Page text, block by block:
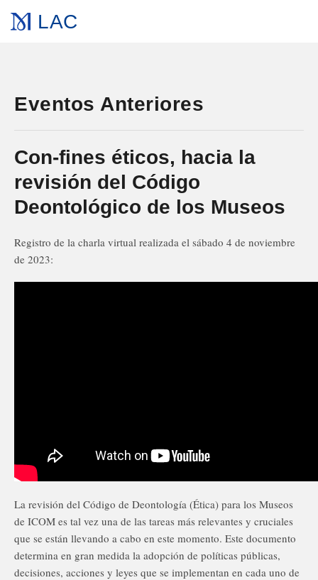
LAC
Eventos Anteriores
Con-fines éticos, hacia la
revisión del Código
Deontológico de los Museos
Registro de la charla virtual realizada el sábado 4 de noviembre
de 2023:
La revisión del Código de Deontología (Ética) para los Museos
de ICOM es tal vez una de las tareas más relevantes y cruciales
que se están llevando a cabo en este momento. Este documento
determina en gran medida la adopción de políticas públicas,
decisiones, acciones y leyes que se implementan en cada uno de